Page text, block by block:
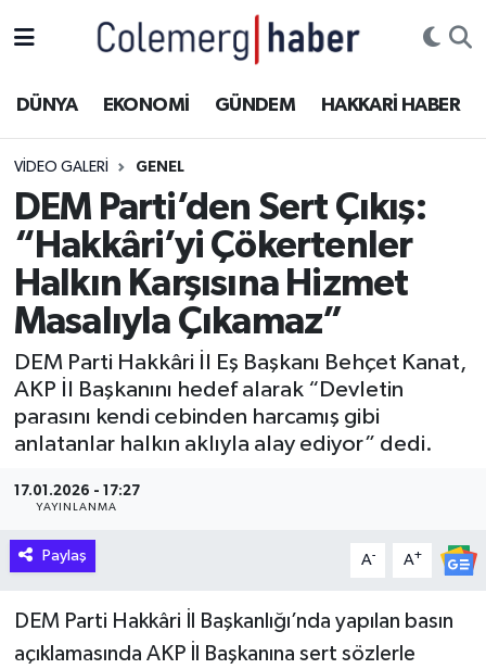
DÜNYA EKONOMİ GÜNDEM HAKKARİ HABER
VIDEO GALERI GENEL
DEM Parti’den Sert Çıkış:
“Hakkâri’yi Çökertenler
Halkın Karşısına Hizmet
Masalıyla Çıkamaz”
DEM Parti Hakkâri İl Eş Başkanı Behçet Kanat,
AKP İl Başkanını hedef alarak “Devletin
parasını kendi cebinden harcamış gibi
anlatanlar halkın aklıyla alay ediyor” dedi.
17.01.2026 - 17:27
YAYINLANMA
Paylaş A- A+
DEM Parti Hakkâri İl Başkanlığı’nda yapılan basın
açıklamasında AKP İl Başkanına sert sözlerle
ASAYİŞ
ÇOCUK
DOĞA
DÜNYA
EĞİTİM
EKONOMİ
Hakkâri Hava Durumu
Hakkari Namaz Vakitleri
Hakkâri Trafik Yoğunluk Haritası
Süper Lig Puan Durumu ve Fikstür
Tüm Manşetler
Son Dakika Haberleri